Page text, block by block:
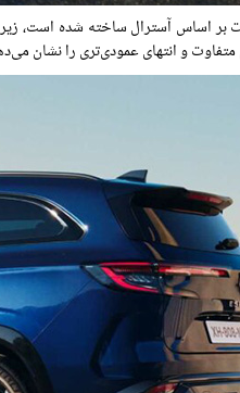
و انتهای عمودی‌تری را نشان